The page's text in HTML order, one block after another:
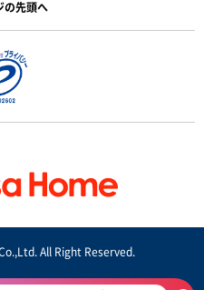
の先頭へ
All Right Reserved.